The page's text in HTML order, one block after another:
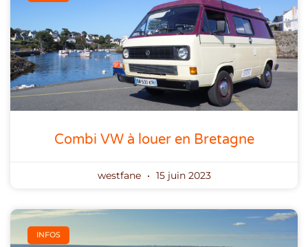
Combi VW à louer en Bretagne
westfane 15 juin 2023
INFOS